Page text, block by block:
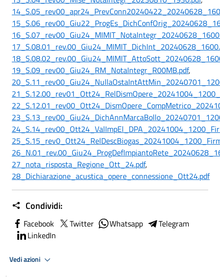
19_S.09_rev00_Giu24_RM_NotaIntegr_R00MB.pdf,
27_nota_risposta_Regione_Ott_24.pdf,
28_Dichiarazione_acustica_opere_connessione_Ott24.pdf
Condividi:
Facebook Twitter Whatsapp
Telegram
LinkedIn
Vedi azioni